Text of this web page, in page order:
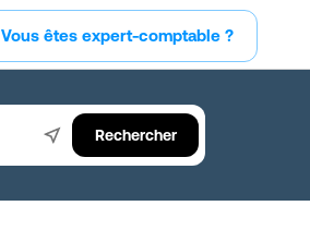
Vous êtes expert-comptable ?
Rechercher